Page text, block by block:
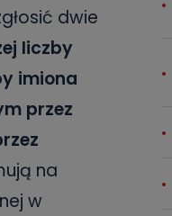
dwie
liczby
imiona
przez
na
w